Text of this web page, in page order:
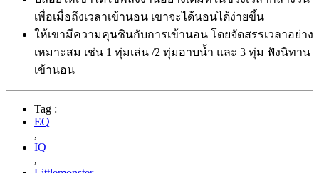
เพื่อเมื่อถึงเวลาเข้านอน เขาจะได้นอนได้ง่ายขึ้น
ให้เขามีความคุนชินกับการเข้านอน โดยจัดสรรเวลาอย่าง
เหมาะสม เช่น 1 ทุ่มเล่น /2 ทุ่มอาบน้ำ และ 3 ทุ่ม ฟังนิทาน
เข้านอน
Tag :
EQ
,
IQ
,